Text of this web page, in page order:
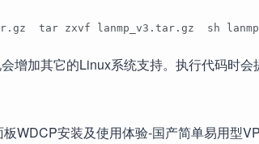
tar zxvf lanmp_v3.tar.gz  sh
增加其它的Linux系统支持。执行代码时